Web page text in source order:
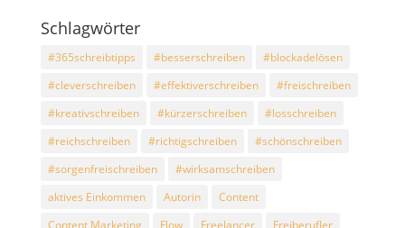
Schlagwörter
#365schreibtipps #besserschreiben
#blockadelösen
#cleverschreiben
#effektiverschreiben
#freischreiben
#kreativschreiben
#kürzerschreiben
#losschreiben
#reichschreiben
#richtigschreiben
#schönschreiben
#sorgenfreischreiben
#wirksamschreiben
aktives Einkommen
Autorin
Content
Content Marketing
Flow Freelancer
Freiberufler